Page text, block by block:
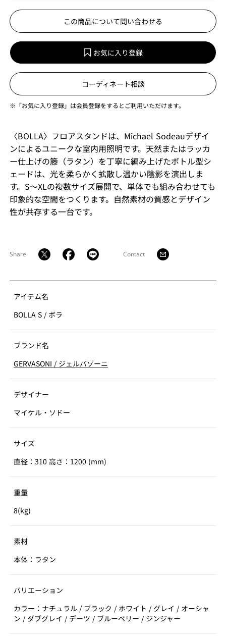
この商品について問い合わせる
お気に入り登録
コーディネート相談
※「お気に入り登録」は会員登録をするとご利用いただけます。
〈BOLLA〉フロアスタンドは、Michael Sodeauデザイ
ンによるユニークな室内用照明です。天然またはラッカ
ー仕上げの籐（ラタン）を丁寧に編み上げたボトル型シ
ェードは、光を柔らかく拡散し温かい陰影を演出しま
す。S〜XLの複数サイズ展開で、単体でも組み合わせても
印象的な空間をつくります。自然素材の質感とデザイン
性が共存する一台です。
Share Contact
アイテム名
BOLLA S / ボラ
ブランド名
GERVASONI / ジェルバゾーニ
デザイナー
マイケル・ソドー
サイズ
直径：310 高さ：1200 (mm)
重量
8(kg)
素材
本体：ラタン
バリエーション
カラー：ナチュラル / ブラック / ホワイト / グレイ / オーシャ
ン / ダブグレイ / デーツ / ブルーベリー / ジンジャー